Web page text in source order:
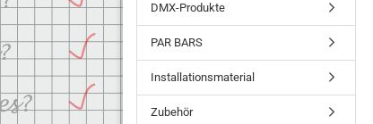
DMX-Produkte
PAR BARS
Installationsmaterial
Zubehör